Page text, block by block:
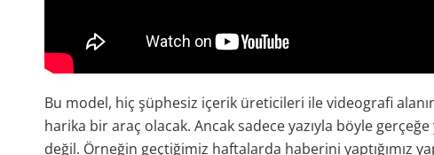
Bu model, hiç şüphesiz içerik üreticileri ile videografi
harika bir araç olacak. Ancak sadece yazıyla böyle
değil. Örneğin geçtiğimiz haftalarda haberini yaptığımız